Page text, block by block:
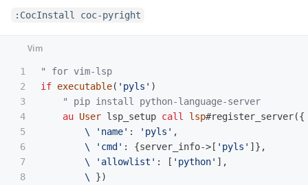
:CocInstall coc-pyright
1
2
3
4
5
6
7
8
" for vim-lsp
if executable( 'pyls' )
" pip install python-language-server
au User lsp_setup call lsp#register_server({
        \
'name' : 'pyls' ,
        \
'cmd' : {server_info->[ 'pyls' ]},
        \
'allowlist' : [ 'python' ],
        \
})